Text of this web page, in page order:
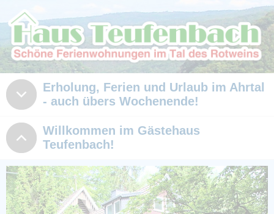
Erholung, Ferien und Urlaub im Ahrtal
- auch übers Wochenende!
Willkommen im Gästehaus
Teufenbach!